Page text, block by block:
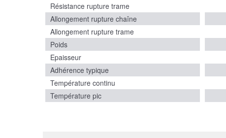
Résistance rupture trame
Allongement rupture chaîne
Allongement rupture trame
Poids
Epaisseur
Adhérence typique
Température continu
Température pic